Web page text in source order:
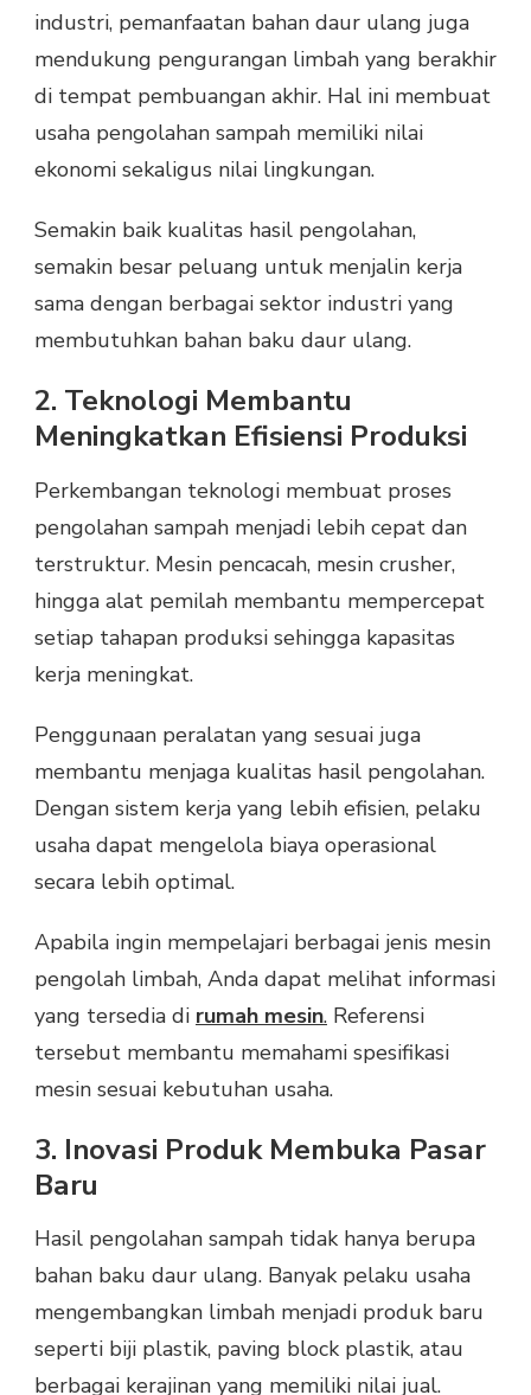
industri, pemanfaatan bahan daur ulang juga
mendukung pengurangan limbah yang berakhir
di tempat pembuangan akhir. Hal ini membuat
usaha pengolahan sampah memiliki nilai
ekonomi sekaligus nilai lingkungan.
Semakin baik kualitas hasil pengolahan,
semakin besar peluang untuk menjalin kerja
sama dengan berbagai sektor industri yang
membutuhkan bahan baku daur ulang.
2. Teknologi Membantu
Meningkatkan Efisiensi Produksi
Perkembangan teknologi membuat proses
pengolahan sampah menjadi lebih cepat dan
terstruktur. Mesin pencacah, mesin crusher,
hingga alat pemilah membantu mempercepat
setiap tahapan produksi sehingga kapasitas
kerja meningkat.
Penggunaan peralatan yang sesuai juga
membantu menjaga kualitas hasil pengolahan.
Dengan sistem kerja yang lebih efisien, pelaku
usaha dapat mengelola biaya operasional
secara lebih optimal.
Apabila ingin mempelajari berbagai jenis mesin
pengolah limbah, Anda dapat melihat informasi
yang tersedia di rumah mesin. Referensi
tersebut membantu memahami spesifikasi
mesin sesuai kebutuhan usaha.
3. Inovasi Produk Membuka Pasar
Baru
Hasil pengolahan sampah tidak hanya berupa
bahan baku daur ulang. Banyak pelaku usaha
mengembangkan limbah menjadi produk baru
seperti biji plastik, paving block plastik, atau
berbagai kerajinan yang memiliki nilai jual.